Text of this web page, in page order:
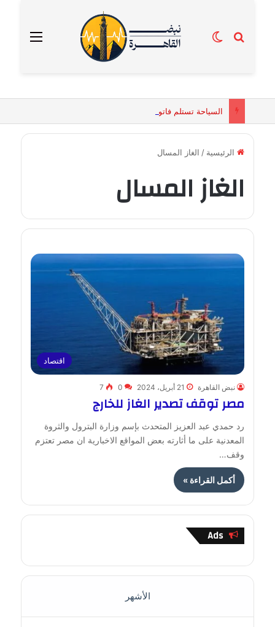
القائمة بحث عنالوضع المظلم
الرئيسية / الغاز المسال
الغاز المسال
اقتصاد
نبض القاهرة 21 أبريل، 2024 0
7
مصر توقف تصدير الغاز للخارج
رد حمدي عبد العزيز المتحدث بإسم وزارة البترول والثروة
المعدنية على ما أثارته بعض المواقع الاخبارية ان مصر تعتزم
وقف…
أكمل القراءة »
Ads
الأشهر